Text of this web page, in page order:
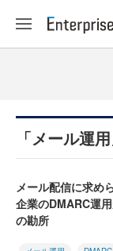
「メール運
メール配信に求め
企業のDMARC運
の勘所